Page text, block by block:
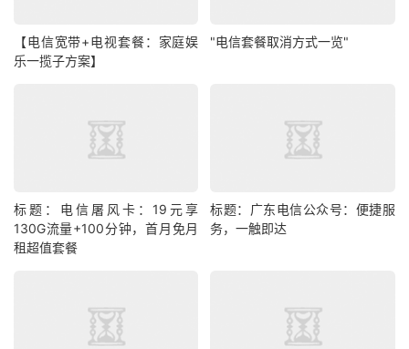
【电信宽带+电视套餐：家庭娱
乐一揽子方案】
"电信套餐取消方式一览"
标题：电信屠风卡：19元享
130G流量+100分钟，首月免月
租超值套餐
标题：广东电信公众号：便捷服
务，一触即达